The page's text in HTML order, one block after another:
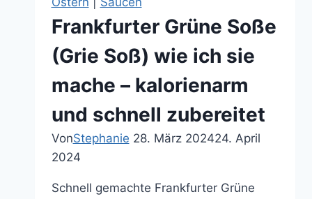
Frankfurter Grüne Soße
(Grie Soß) wie ich sie
mache – kalorienarm
und schnell zubereitet
VonStephanie 28. März 202424. April
2024
Schnell gemachte Frankfurter Grüne